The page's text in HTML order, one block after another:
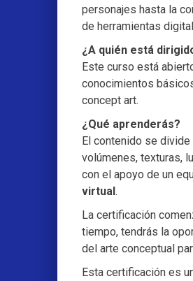
personajes hasta la
de herramientas
¿A quién está
Este curso está
conocimientos
concept art.
¿Qué aprenderás?
El contenido se
volúmenes, texturas,
con el apoyo de un
virtual.
La certificación
tiempo, tendrás la
del arte conceptual
Esta certificación es